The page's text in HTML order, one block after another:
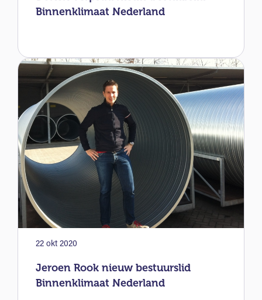
Binnenklimaat Nederland
22 okt 2020
Jeroen Rook nieuw bestuurslid
Binnenklimaat Nederland